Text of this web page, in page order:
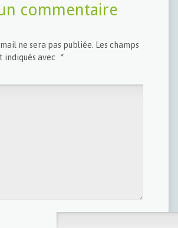
commentaire
ne sera pas publiée.
Les champs
indiqués avec *